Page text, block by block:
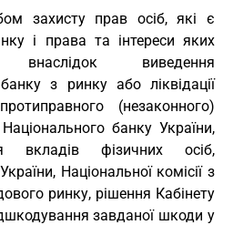
захисту прав осіб, які є
і права та інтереси яких
виведення
з ринку або ліквідації
(незаконного)
банку України,
вкладів фізичних осіб,
Національної комісії з
ринку, рішення Кабінету
завданої шкоди у